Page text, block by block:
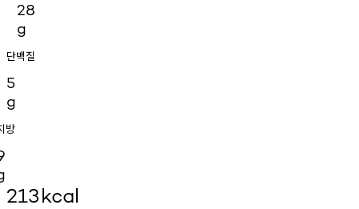
28
g
단백질
5
g
방
213kcal